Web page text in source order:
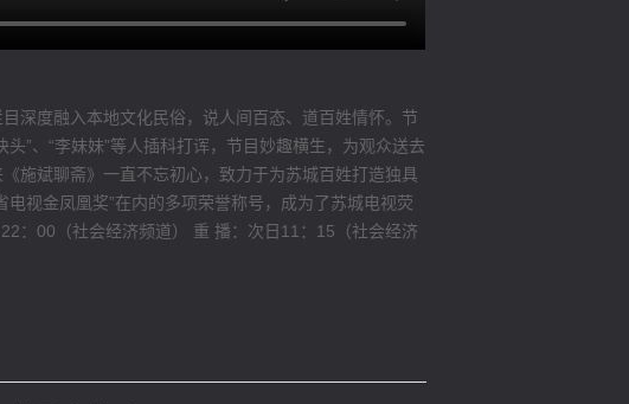
深度融入本地文化民俗，说人间百态、道百姓情怀。节
”、“李妹妹”等人插科打诨，节目妙趣横生，为观众送去
施斌聊斋》一直不忘初心，致力于为苏城百姓打造独具
视金凤凰奖”在内的多项荣誉称号，成为了苏城电视荧
：00（社会经济频道） 重 播：次日11：15（社会经济